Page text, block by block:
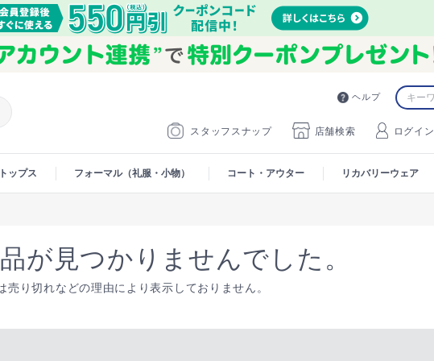
ヘルプ
スタッフスナップ 店舗検索 ログイン
トップス フォーマル（礼服・小物） コート・アウター リカバリーウェア
が見つかりませんでした。
売り切れなどの理由により表示しておりません。